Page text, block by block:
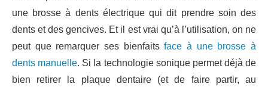
une brosse à dents électrique qui dit prendre soin des
dents et des gencives. Et il est vrai qu’à l’utilisation, on ne
peut que remarquer ses bienfaitsface à une brosse à
dents manuelle. Si la technologie sonique permet déjà de
bien retirer la plaque dentaire (et de faire partir, au